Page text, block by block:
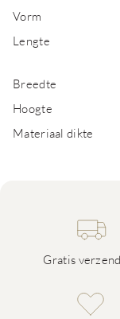
Vorm
Lengte
Breedte
Hoogte
Materiaal dikte
Gratis